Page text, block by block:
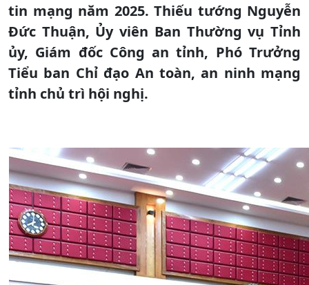
tin mạng năm 2025. Thiếu tướng Nguyễn
Đức Thuận, Ủy viên Ban Thường vụ Tỉnh
ủy, Giám đốc Công an tỉnh, Phó Trưởng
Tiểu ban Chỉ đạo An toàn, an ninh mạng
tỉnh chủ trì hội nghị.